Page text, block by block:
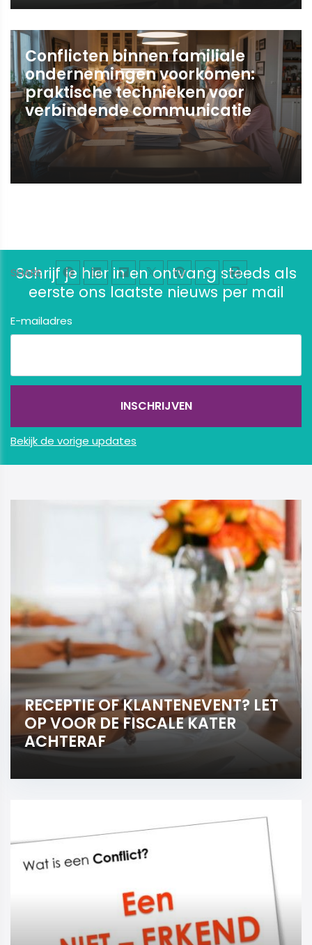
SHARE
Conflicten binnen familiale
ondernemingen voorkomen:
praktische technieken voor
verbindende communicatie
Schrijf je hier in en ontvang steeds als
eerste ons laatste nieuws per mail
E-mailadres
Bekijk de vorige updates
RECEPTIE OF KLANTENEVENT? LET
OP VOOR DE FISCALE KATER
ACHTERAF